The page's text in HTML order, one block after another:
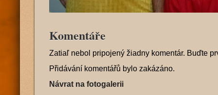
Komentáře
Zatiaľ nebol pripojený žiadny komentár. Buďte
Přidávání komentářů bylo zakázáno.
Návrat na fotogalerii